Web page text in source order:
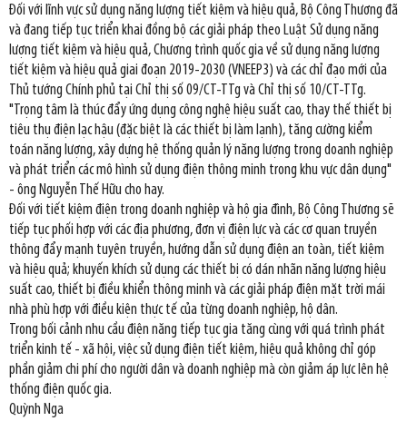
Đối với lĩnh vực sử dụng năng lượng tiết kiệm và hiệu quả, Bộ Công Thương đã
và đang tiếp tục triển khai đồng bộ các giải pháp theo Luật Sử dụng năng
lượng tiết kiệm và hiệu quả, Chương trình quốc gia về sử dụng năng lượng
tiết kiệm và hiệu quả giai đoạn 2019-2030 (VNEEP3) và các chỉ đạo mới của
Thủ tướng Chính phủ tại Chỉ thị số 09/CT-TTg và Chỉ thị số 10/CT-TTg.
"Trọng tâm là thúc đẩy ứng dụng công nghệ hiệu suất cao, thay thế thiết bị
tiêu thụ điện lạc hậu (đặc biệt là các thiết bị làm lạnh), tăng cường kiểm
toán năng lượng, xây dựng hệ thống quản lý năng lượng trong doanh nghiệp
và phát triển các mô hình sử dụng điện thông minh trong khu vực dân dụng"
- ông Nguyễn Thế Hữu cho hay.
Đối với tiết kiệm điện trong doanh nghiệp và hộ gia đình, Bộ Công Thương sẽ
tiếp tục phối hợp với các địa phương, đơn vị điện lực và các cơ quan truyền
thông đẩy mạnh tuyên truyền, hướng dẫn sử dụng điện an toàn, tiết kiệm
và hiệu quả; khuyến khích sử dụng các thiết bị có dán nhãn năng lượng hiệu
suất cao, thiết bị điều khiển thông minh và các giải pháp điện mặt trời mái
nhà phù hợp với điều kiện thực tế của từng doanh nghiệp, hộ dân.
Trong bối cảnh nhu cầu điện năng tiếp tục gia tăng cùng với quá trình phát
triển kinh tế - xã hội, việc sử dụng điện tiết kiệm, hiệu quả không chỉ góp
phần giảm chi phí cho người dân và doanh nghiệp mà còn giảm áp lực lên hệ
thống điện quốc gia.
Quỳnh Nga